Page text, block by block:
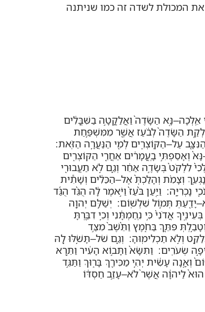
המכולת לשדה זה כמו שניתנה
אֵֽלְכָה–נָּ֤א הַשָּׂדֶה֙ וַאֲלַקֳטָ֣ה בַשִּׁבֳּלִ֔ים
הַשָּׂדֶה֙ לְבֹ֔עַז אֲשֶׁ֖ר מִמִּשְׁפַּ֥חַת
עַל–הַקּֽוֹצְרִ֑ים לְמִ֖י הַנַּעֲרָ֥ה הַזֹּֽאת:
נָּא֙ וְאָסַפְתִּ֣י בָֽעֳמָרִ֔ים אַחֲרֵ֖י הַקּוֹצְרִ֑ים
לִלְקֹט֙ בְּשָׂדֶ֣ה אַחֵ֔ר וְגַ֛ם לֹ֥א תַעֲבוּרִ֖י
וְצָמִ֗ת וְהָלַכְתְּ֙ אֶל–הַכֵּלִ֔ים וְשָׁתִ֕ית
נָכְרִיָּֽה: וַיַּ֤עַן בֹּ֙עַז֙ וַיֹּ֣אמֶר לָ֔הּ הֻגֵּ֨ד הֻגַּ֜ד
–יָדַ֖עַתְּ תְּמ֥וֹל שִׁלְשֽׁוֹם: יְשַׁלֵּ֥ם יְהוָ֖ה
אֲדֹנִי֙ כִּ֣י נִֽחַמְתָּ֔נִי וְכִ֥י דִבַּ֖רְתָּ
פִּתֵּ֖ךְ בַּחֹ֑מֶץ וַתֵּ֙שֶׁב֙ מִצַּ֣ד
וְלֹ֥א תַכְלִימֽוּהָ: וְגַ֛ם שֹׁל–תָּשֹׁ֥לּוּ לָ֖הּ
שְׂעֹרִֽים: וַתִּשָּׂא֙ וַתָּב֣וֹא הָעִ֔יר וַתֵּ֥רֶא
עָשִׂ֔ית יְהִ֥י מַכִּירֵ֖ךְ בָּר֑וּךְ וַתַּגֵּ֣ד
לַיהוָ֔ה אֲשֶׁר֙ לֹא–עָזַ֣ב חַסְדּ֔וֹ